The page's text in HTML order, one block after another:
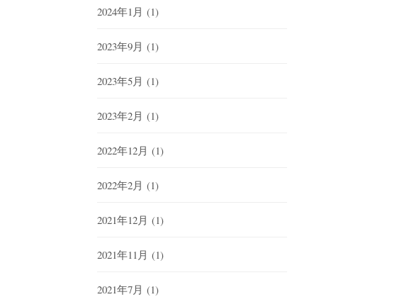
2024年1月 (1)
2023年9月 (1)
2023年5月 (1)
2023年2月 (1)
2022年12月 (1)
2022年2月 (1)
2021年12月 (1)
2021年11月 (1)
2021年7月 (1)